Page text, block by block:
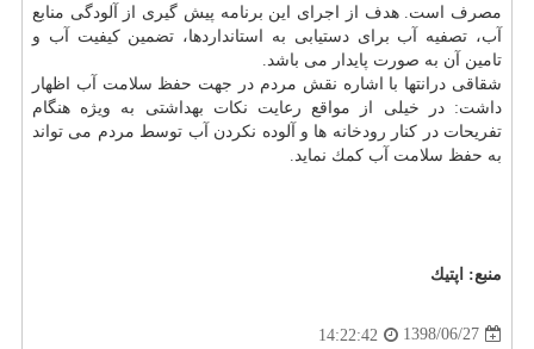
مصرف است. هدف از اجرای این برنامه پیش گیری از آلودگی منابع
آب، تصفیه آب برای دستیابی به استانداردها، تضمین كیفیت آب و
تامین آن به صورت پایدار می باشد.
شقاقی درانتها با اشاره نقش مردم در جهت حفظ سلامت آب اظهار
داشت: در خیلی از مواقع رعایت نكات بهداشتی به ویژه هنگام
تفریحات در كنار رودخانه ها و آلوده نكردن آب توسط مردم می تواند
به حفظ سلامت آب كمك نماید.
منبع: اپتیك
1398/06/27
14:22:42